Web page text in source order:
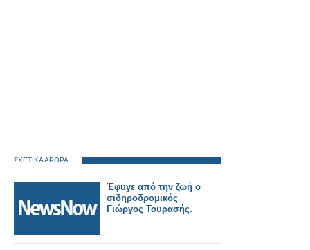
ΣΧΕΤΙΚΑ ΑΡΘΡΑ
Έφυγε από την ζωή ο
σιδηροδρομικός
Γιώργος Τουρασής.